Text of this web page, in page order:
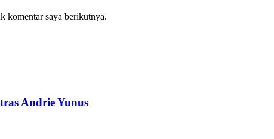
komentar saya berikutnya.
Andrie Yunus